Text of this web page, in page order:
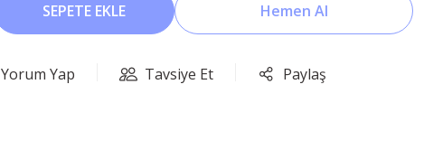
SEPETE EKLE Hemen Al
Yorum Yap Tavsiye Et Paylaş